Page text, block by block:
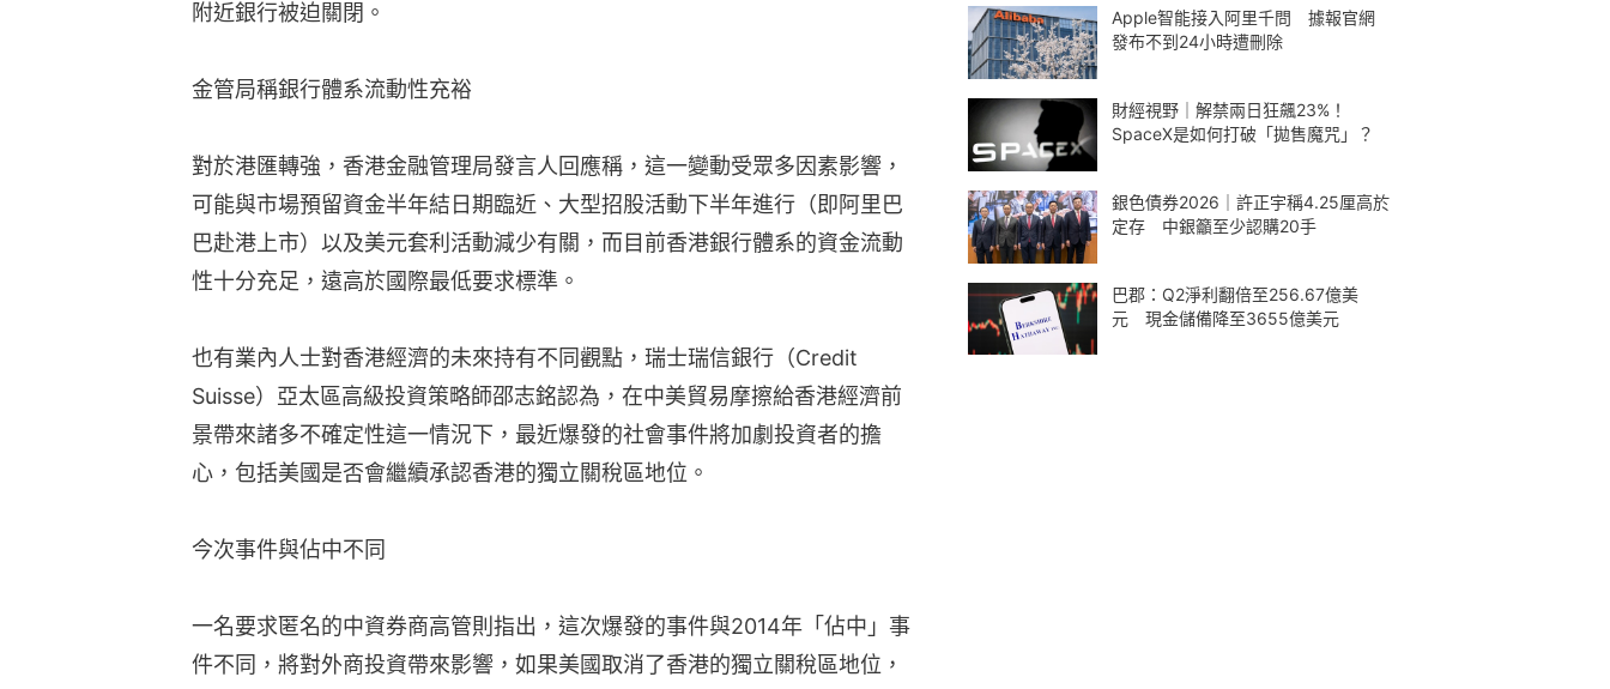
附近銀行被迫關閉。
金管局稱銀行體系流動性充裕
對於港匯轉強，香港金融管理局發言人回應稱，這一變動受眾多因素影響，
可能與市場預留資金半年結日期臨近、大型招股活動下半年進行（即阿里巴
巴赴港上市）以及美元套利活動減少有關，而目前香港銀行體系的資金流動
性十分充足，遠高於國際最低要求標準。
也有業內人士對香港經濟的未來持有不同觀點，瑞士瑞信銀行（Credit
Suisse）亞太區高級投資策略師邵志銘認為，在中美貿易摩擦給香港經濟前
景帶來諸多不確定性這一情況下，最近爆發的社會事件將加劇投資者的擔
心，包括美國是否會繼續承認香港的獨立關稅區地位。
今次事件與佔中不同
一名要求匿名的中資券商高管則指出，這次爆發的事件與2014年「佔中」事
件不同，將對外商投資帶來影響，如果美國取消了香港的獨立關稅區地位，
Apple智能接入阿里千問 據報官網
發布不到24小時遭刪除
財經視野｜解禁兩日狂飆23%！
SpaceX是如何打破「拋售魔咒」？
銀色債券2026｜許正宇稱4.25厘高於
定存 中銀籲至少認購20手
巴郡：Q2淨利翻倍至256.67億美
元 現金儲備降至3655億美元